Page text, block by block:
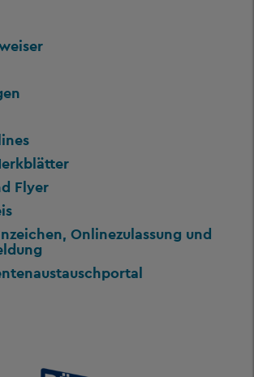
Flyer
Onlinezulassung und